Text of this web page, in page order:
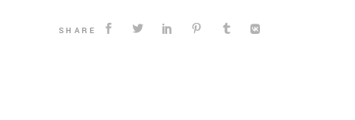
SHARE